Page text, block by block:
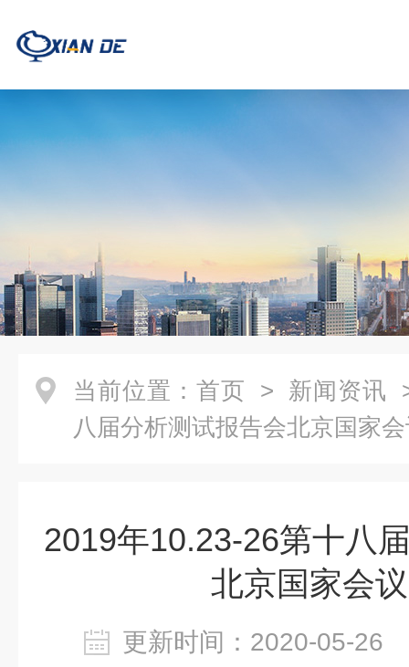
当前位置： 首页 > 新闻资讯
八届分析测试报告会北京国家
2019年10.23-26第十八
北京国家会
更新时间：2020-05-